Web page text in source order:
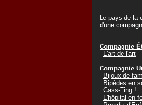
Le pays de la
d'une
Compagnie
L'art de l'art
Compagnie
Bijoux de
Bipèdes en
Cass-Ting !
L'hôpital en